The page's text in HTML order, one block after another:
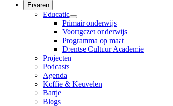
Ervaren
Educatie
Primair onderwijs
Voortgezet onderwijs
Programma op maat
Drentse Cultuur Academie
Projecten
Podcasts
Agenda
Koffie & Keuvelen
Bartje
Blogs